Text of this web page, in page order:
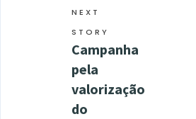
NEXT
STORY
Campanha
pela
valorização
do